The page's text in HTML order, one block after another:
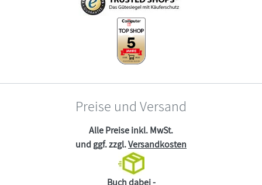
Preise und Versand
Alle Preise inkl. MwSt.
und ggf. zzgl.Versandkosten
Buch dabei -